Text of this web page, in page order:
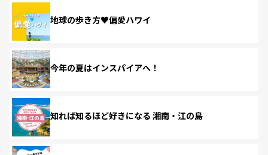
地球の歩き方♥偏愛ハワイ
今年の夏はインスパイアへ！
知れば知るほど好きになる 湘南・江の島